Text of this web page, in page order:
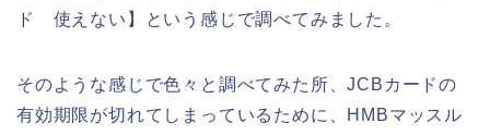
ド 使えない】という感じで調べてみました。
そのような感じで色々と調べてみた所、JCBカードの
有効期限が切れてしまっているために、HMBマッスル